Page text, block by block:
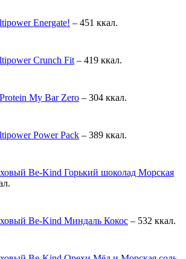
Energate! – 451 ккал.
Crunch Fit – 419 ккал.
My Bar Zero – 304 ккал.
Power Pack – 389 ккал.
Be-Kind Горький шоколад Морская
Be-Kind Миндаль Кокос – 532 ккал.